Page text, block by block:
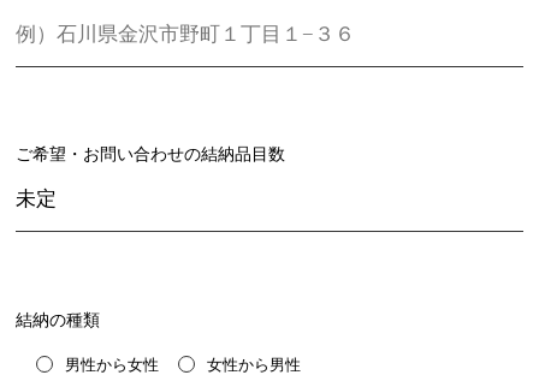
ご希望・お問い合わせの結納品目数
結納の種類
男性から女性 女性から男性